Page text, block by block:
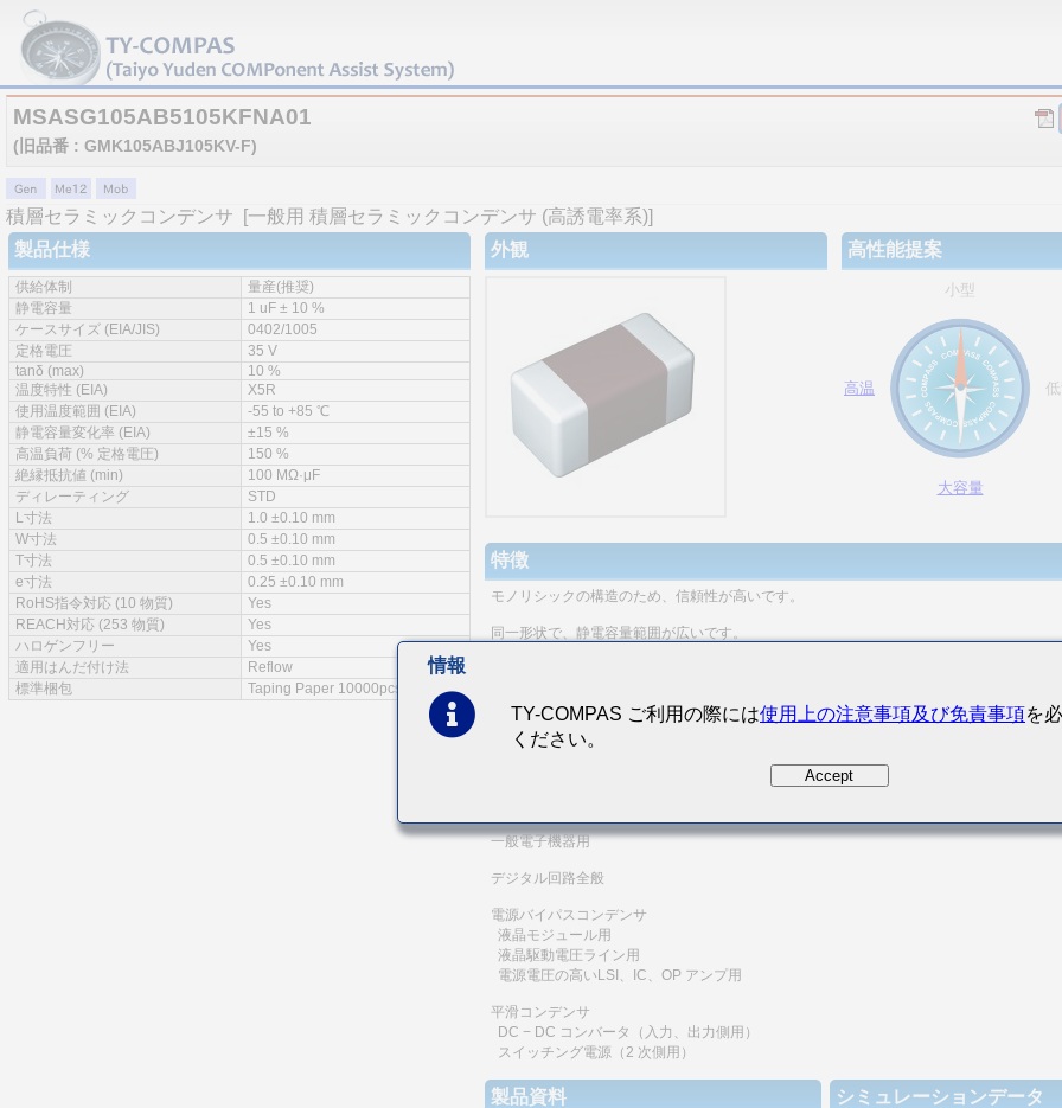
MSASG105AB5105KFNA01
(旧品番 : GMK105ABJ105KV-F)
積層セラミックコンデンサ
[一般用 積層セラミックコンデンサ (高誘電率系)]
製品仕様
供給体制
量産(推奨)
静電容量
1 uF ± 10 %
ケースサイズ (EIA/JIS)
0402/1005
定格電圧
35 V
tanδ (max)
10 %
温度特性 (EIA)
X5R
使用温度範囲 (EIA)
-55 to +85 ℃
静電容量変化率 (EIA)
±15 %
高温負荷 (% 定格電圧)
150 %
絶縁抵抗値 (min)
100 MΩ·μF
ディレーティング
STD
L寸法
1.0 ±0.10 mm
W寸法
0.5 ±0.10 mm
T寸法
0.5 ±0.10 mm
e寸法
0.25 ±0.10 mm
RoHS指令対応 (10 物質)
Yes
REACH対応 (253 物質)
Yes
ハロゲンフリー
Yes
適用はんだ付け法
Reflow
標準梱包
Taping Paper 10000pcs
外観 高性能提案
小型
高温
大容量
特徴
モノリシックの構造のため、信頼性が高いです。
同一形状で、静電容量範囲が広いです。
等価直列抵抗(ESR)が小さく、ノイズ吸収性にすぐれています。
一般電子機器用
デジタル回路全般
電源バイパスコンデンサ
液晶モジュール用
液晶駆動電圧ライン用
電源電圧の高いLSI、IC、OP アンプ用
平滑コンデンサ
DC − DC コンバータ（入力、出力側用）
スイッチング電源（2 次側用）
製品資料 シミュレーションデータ
情報
TY-COMPAS ご利用の際には使用上の注意事項及び免責事項を
ください。
Accept